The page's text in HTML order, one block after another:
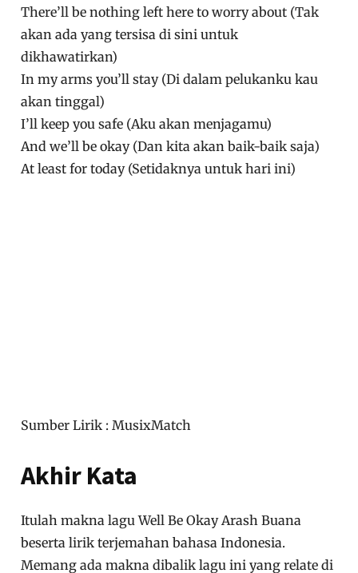
There’ll be nothing left here to worry about (Tak
akan ada yang tersisa di sini untuk
dikhawatirkan)
In my arms you’ll stay (Di dalam pelukanku kau
akan tinggal)
I’ll keep you safe (Aku akan menjagamu)
And we’ll be okay (Dan kita akan baik-baik saja)
At least for today (Setidaknya untuk hari ini)
Sumber Lirik : MusixMatch
Akhir Kata
Itulah makna lagu Well Be Okay Arash Buana
beserta lirik terjemahan bahasa Indonesia.
Memang ada makna dibalik lagu ini yang relate di